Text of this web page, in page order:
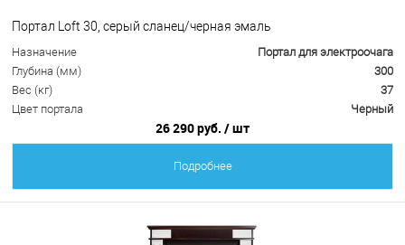
Портал Loft 30, серый сланец/черная эмаль
Назначение
Портал для электроочага
Глубина (мм)
300
Вес (кг)
37
Цвет портала
Черный
26 290 руб. / шт
Подробнее